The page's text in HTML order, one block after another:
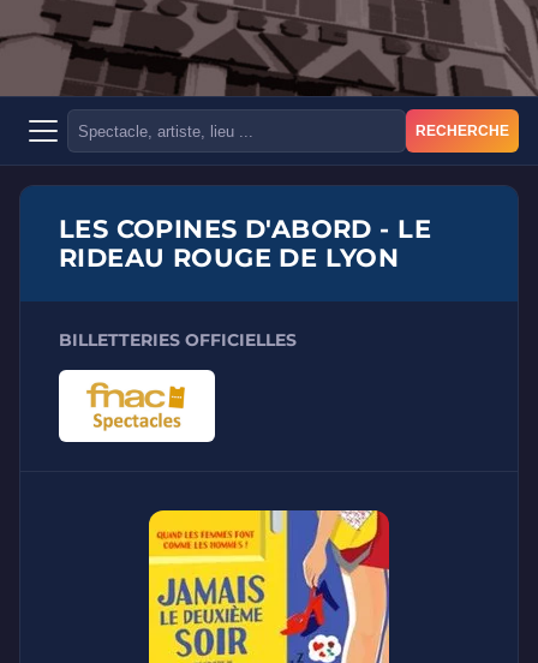
RECHERCHE
LES COPINES D'ABORD - LE
RIDEAU ROUGE DE LYON
BILLETTERIES OFFICIELLES